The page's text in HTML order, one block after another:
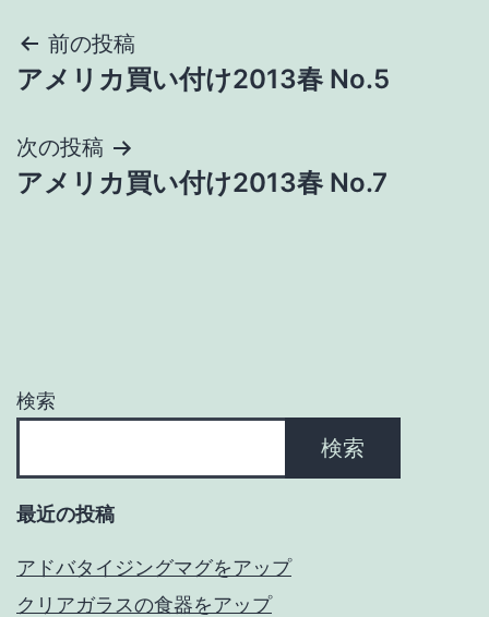
投
稿
ナ
ビ
ョ
前の投稿
アメリカ買い付け2013春 No.5
次の投稿
アメリカ買い付け2013春 No.7
検索
検索
最近の投稿
アドバタイジングマグをアップ
クリアガラスの食器をアップ